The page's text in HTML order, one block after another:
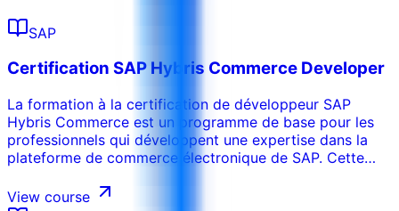
SAP
Certification SAP Hybris Commerce Developer
La formation à la certification de développeur SAP
Hybris Commerce est un programme de base pour les
professionnels qui développent une expertise dans la
plateforme de commerce électronique de SAP. Cette
l'architecture et les techniques de développement pour
View course